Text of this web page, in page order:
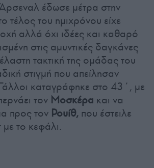
έδωσε μέτρα στην
τέλος του ημιχρόνου είχε
αλλά όχι ιδέες και καθαρό
στις αμυντικές δαγκάνες
τακτική της ομάδας του
στιγμή που απείλησαν
καταγράφηκε στο 43΄, με
τον Μοσκέρα και να
προς τον Ρουίθ, που έστειλε
το κεφάλι.